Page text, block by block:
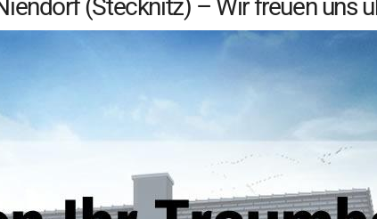
(Stecknitz) – Wir freuen uns